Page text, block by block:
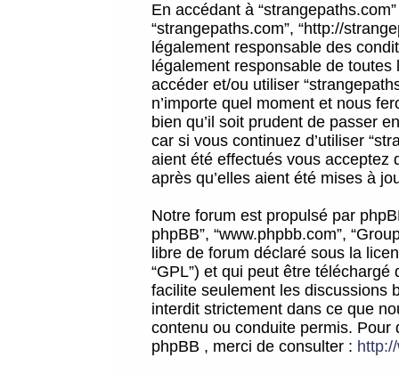
En accédant à
“strangepaths.com”, “http://
légalement responsable des
légalement responsable de
accéder et/ou utiliser
n’importe quel moment et nous
bien qu’il soit prudent de passer
car si vous continuez d’utiliser
aient été effectués vous acceptez
après qu’elles aient été mises à
Notre forum est propulsé par
phpBB”, “www.phpbb.com”,
libre de forum déclaré sous la
“GPL”) et qui peut être téléchargé
facilite seulement les discussions
interdit strictement dans ce que
contenu ou conduite permis.
phpBB , merci de consulter :